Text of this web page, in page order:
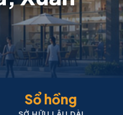
Sổ hồng